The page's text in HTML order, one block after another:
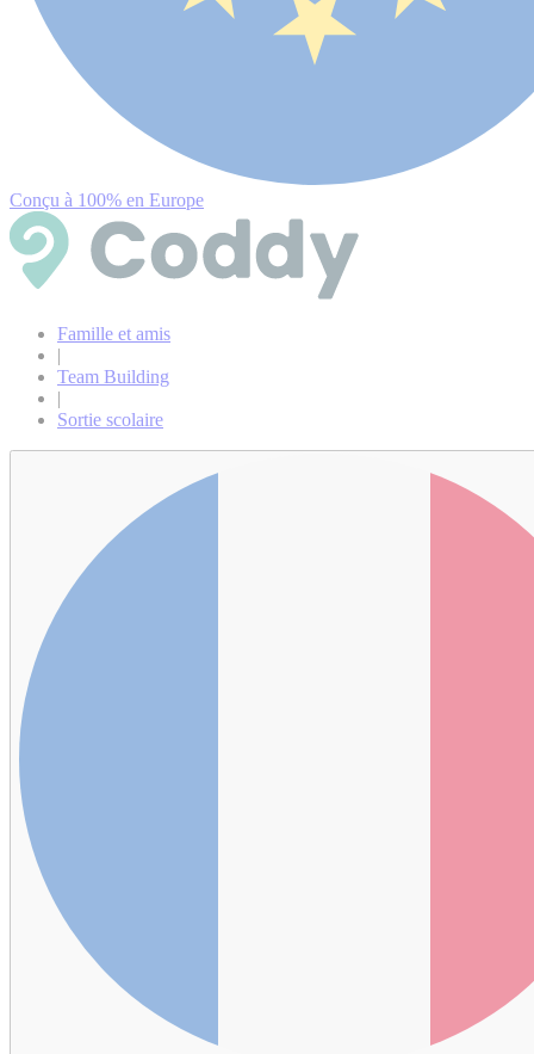
Conçu à 100% en Europe
Famille et amis
|
Team Building
|
Sortie scolaire